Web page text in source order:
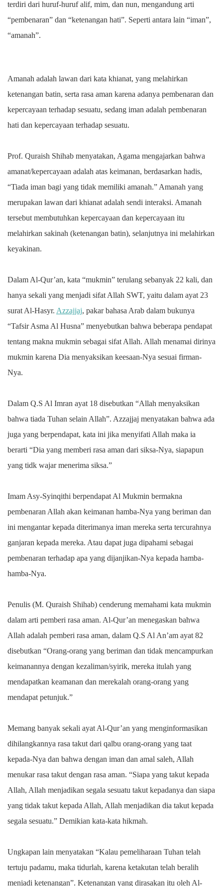
terdiri dari huruf-huruf alif, mim, dan nun, mengandung arti
“pembenaran” dan “ketenangan hati”. Seperti antara lain “iman”,
“amanah”.
Amanah adalah lawan dari kata khianat, yang melahirkan
ketenangan batin, serta rasa aman karena adanya pembenaran dan
kepercayaan terhadap sesuatu, sedang iman adalah pembenaran
hati dan kepercayaan terhadap sesuatu.
Prof. Quraish Shihab menyatakan, Agama mengajarkan bahwa
amanat/kepercayaan adalah atas keimanan, berdasarkan hadis,
“Tiada iman bagi yang tidak memiliki amanah.” Amanah yang
merupakan lawan dari khianat adalah sendi interaksi. Amanah
tersebut membutuhkan kepercayaan dan kepercayaan itu
melahirkan sakinah (ketenangan batin), selanjutnya ini melahirkan
keyakinan.
Dalam Al-Qur’an, kata “mukmin” terulang sebanyak 22 kali, dan
hanya sekali yang menjadi sifat Allah SWT, yaitu dalam ayat 23
surat Al-Hasyr. Azzajjaj, pakar bahasa Arab dalam bukunya
“Tafsir Asma Al Husna” menyebutkan bahwa beberapa pendapat
tentang makna mukmin sebagai sifat Allah. Allah menamai dirinya
mukmin karena Dia menyaksikan keesaan-Nya sesuai firman-
Nya.
Dalam Q.S Al Imran ayat 18 disebutkan “Allah menyaksikan
bahwa tiada Tuhan selain Allah”. Azzajjaj menyatakan bahwa ada
juga yang berpendapat, kata ini jika menyifati Allah maka ia
berarti “Dia yang memberi rasa aman dari siksa-Nya, siapapun
yang tidk wajar menerima siksa.”
Imam Asy-Syinqithi berpendapat Al Mukmin bermakna
pembenaran Allah akan keimanan hamba-Nya yang beriman dan
ini mengantar kepada diterimanya iman mereka serta tercurahnya
ganjaran kepada mereka. Atau dapat juga dipahami sebagai
pembenaran terhadap apa yang dijanjikan-Nya kepada hamba-
hamba-Nya.
Penulis (M. Quraish Shihab) cenderung memahami kata mukmin
dalam arti pemberi rasa aman. Al-Qur’an menegaskan bahwa
Allah adalah pemberi rasa aman, dalam Q.S Al An’am ayat 82
disebutkan “Orang-orang yang beriman dan tidak mencampurkan
keimanannya dengan kezaliman/syirik, mereka itulah yang
mendapatkan keamanan dan merekalah orang-orang yang
mendapat petunjuk.”
Memang banyak sekali ayat Al-Qur’an yang menginformasikan
dihilangkannya rasa takut dari qalbu orang-orang yang taat
kepada-Nya dan bahwa dengan iman dan amal saleh, Allah
menukar rasa takut dengan rasa aman. “Siapa yang takut kepada
Allah, Allah menjadikan segala sesuatu takut kepadanya dan siapa
yang tidak takut kepada Allah, Allah menjadikan dia takut kepada
segala sesuatu.” Demikian kata-kata hikmah.
Ungkapan lain menyatakan “Kalau pemeliharaan Tuhan telah
tertuju padamu, maka tidurlah, karena ketakutan telah beralih
menjadi ketenangan”. Ketenangan yang dirasakan itu oleh Al-